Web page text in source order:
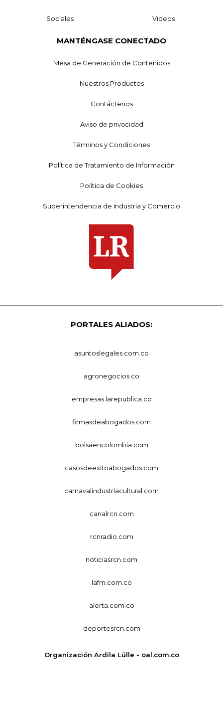
Sociales Videos
MANTÉNGASE CONECTADO
Mesa de Generación de Contenidos
Nuestros Productos
Contáctenos
Aviso de privacidad
Términos y Condiciones
Política de Tratamiento de Información
Política de Cookies
Superintendencia de Industria y Comercio
PORTALES ALIADOS:
asuntoslegales.com.co
agronegocios.co
empresas.larepublica.co
firmasdeabogados.com
bolsaencolombia.com
casosdeexitoabogados.com
carnavalindustriacultural.com
canalrcn.com
rcnradio.com
noticiasrcn.com
lafm.com.co
alerta.com.co
deportesrcn.com
Organización Ardila Lülle - oal.com.co